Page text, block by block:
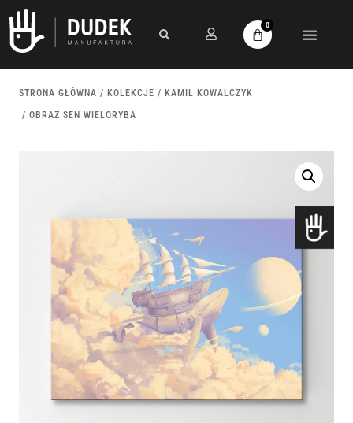
0
STRONA GŁÓWNA / KOLEKCJE / KAMIL KOWALCZYK
/ OBRAZ SEN WIELORYBA